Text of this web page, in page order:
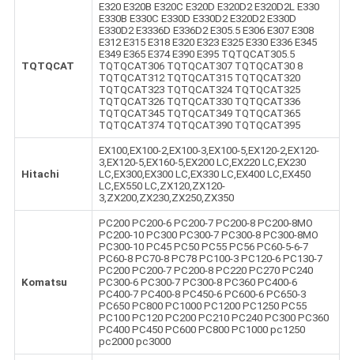
TQTQCAT
E320 E320B E320C E320D E320D2 E320D2L E330
E330B E330C E330D E330D2 E320D2 E330D
E330D2 E3336D E336D2 E305.5 E306 E307 E308
E312 E315 E318 E320 E323 E325 E330 E336 E345
E349 E365 E374 E390 E395 TQTQCAT305.5
TQTQCAT306 TQTQCAT307 TQTQCAT30 8
TQTQCAT312 TQTQCAT315 TQTQCAT320
TQTQCAT323 TQTQCAT324 TQTQCAT325
TQTQCAT326 TQTQCAT330 TQTQCAT336
TQTQCAT345 TQTQCAT349 TQTQCAT365
TQTQCAT374 TQTQCAT390 TQTQCAT395
Hitachi
EX100,EX100-2,EX100-3,EX100-5,EX120-2,EX120-
3,EX120-5,EX160-5,EX200 LC,EX220 LC,EX230
LC,EX300,EX300 LC,EX330 LC,EX400 LC,EX450
LC,EX550 LC,ZX120,ZX120-
3,ZX200,ZX230,ZX250,ZX350
Komatsu
PC200 PC200-6 PC200-7 PC200-8 PC200-8MO
PC200-10 PC300 PC300-7 PC300-8 PC300-8MO
PC300-10 PC45 PC50 PC55 PC56 PC60-5-6-7
PC60-8 PC70-8 PC78 PC100-3 PC120-6 PC130-7
PC200 PC200-7 PC200-8 PC220 PC270 PC240
PC300-6 PC300-7 PC300-8 PC360 PC400-6
PC400-7 PC400-8 PC450-6 PC600-6 PC650-3
PC650 PC800 PC1000 PC1200 PC1250 PC55
PC100 PC120 PC200 PC210 PC240 PC300 PC360
PC400 PC450 PC600 PC800 PC1000 pc1250
pc2000 pc3000